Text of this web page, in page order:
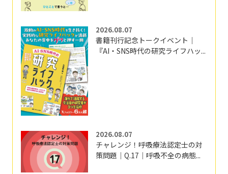
2026.08.07
書籍刊行記念トークイベント｜
『AI・SNS時代の研究ライフハッ...
2026.08.07
チャレンジ！呼吸療法認定士の対
策問題｜Q.17｜呼吸不全の病態...